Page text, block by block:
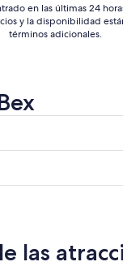
en las últimas 24
y la disponibilidad
términos adicionales.
las